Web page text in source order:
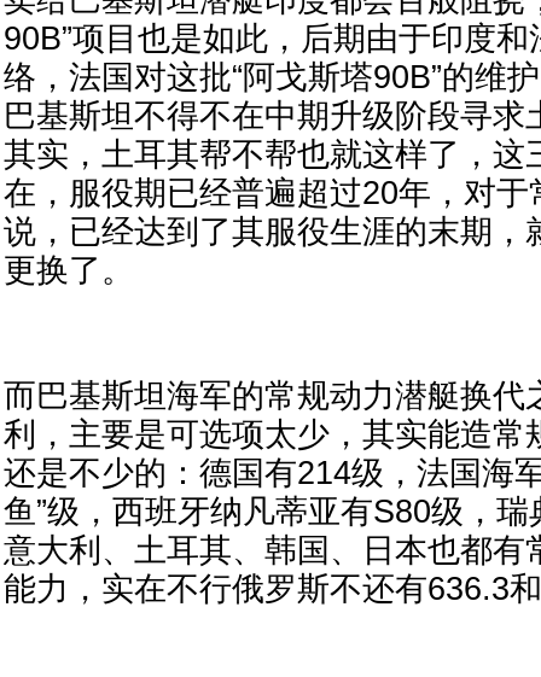
90B”项目也是如此，后期由于印度
络，法国对这批“阿戈斯塔90B”的维
巴基斯坦不得不在中期升级阶段寻
其实，土耳其帮不帮也就这样了，这
在，服役期已经普遍超过20年，对于
说，已经达到了其服役生涯的末期，
更换了。
而巴基斯坦海军的常规动力潜艇换代
利，主要是可选项太少，其实能造常
还是不少的：德国有214级，法国海
鱼”级，西班牙纳凡蒂亚有S80级，
意大利、土耳其、韩国、日本也都有
能力，实在不行俄罗斯不还有636.3